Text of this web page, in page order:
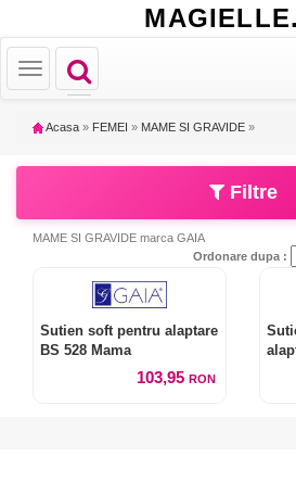
Toggle
navigation
Toggle
navigation
Acasa » FEMEI » MAME SI GRAVIDE »
Filtre
MAME SI GRAVIDE marca GAIA
Ordonare dupa :
Sutien soft pentru alaptare
BS 528 Mama
103,95 RON